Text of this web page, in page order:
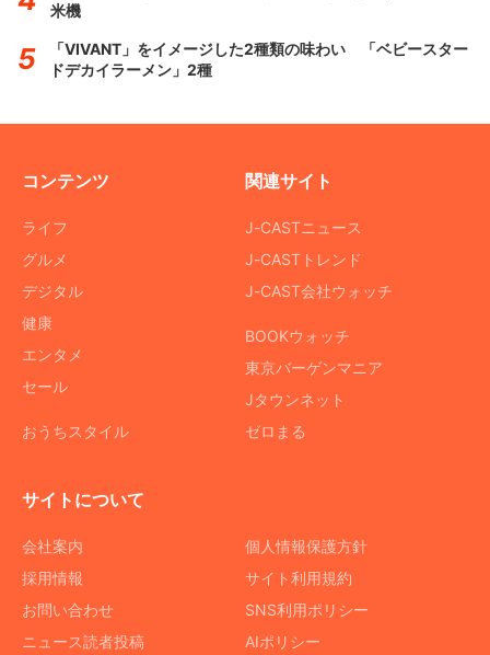
米機
「VIVANT」をイメージした2種類の味わい 「ベビースター
ドデカイラーメン」2種
コンテンツ
ライフ
グルメ
デジタル
健康
エンタメ
セール
おうちスタイル
関連サイト
J-CASTニュース
J-CASTトレンド
J-CAST会社ウォッチ
BOOKウォッチ
東京バーゲンマニア
Jタウンネット
ゼロまる
サイトについて
会社案内
採用情報
お問い合わせ
ニュース読者投稿
個人情報保護方針
サイト利用規約
SNS利用ポリシー
AIポリシー